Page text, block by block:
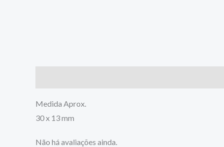
Medida Aprox.
30 x 13 mm
Não há avaliações ainda.